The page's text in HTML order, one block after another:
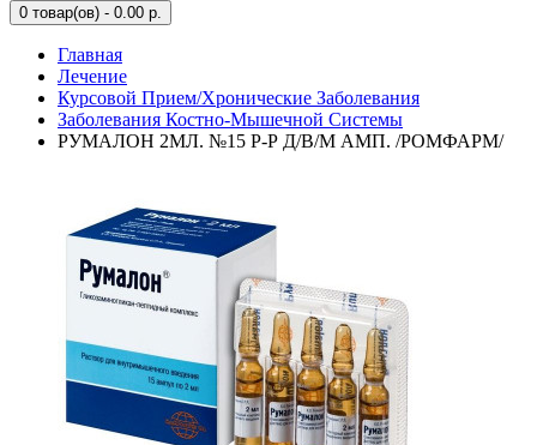
0 товар(ов) - 0.00 р.
Главная
Лечение
Курсовой Прием/Хронические Заболевания
Заболевания Костно-Мышечной Системы
РУМАЛОН 2МЛ. №15 Р-Р Д/В/М АМП. /РОМФАРМ/